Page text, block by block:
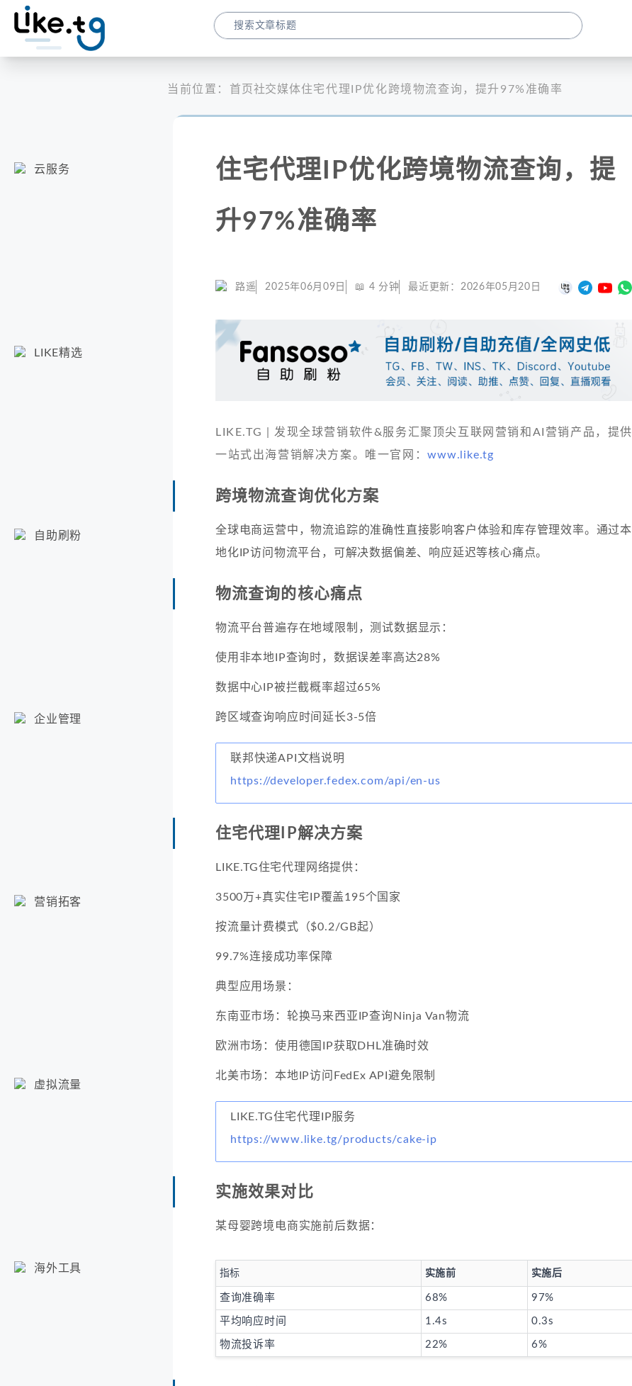
云服务
LIKE精选
自助刷粉
企业管理
营销拓客
虚拟流量
海外工具
当前位置： 首页社交媒体住宅代理IP优化跨境物流查询，提升97%准确率
住宅代理IP优化跨境物流查询，提
升97%准确率
路遥 2025年06月09日 📖 4 分钟 最近更新： 2026年05月20日
LIKE.TG | 发现全球营销软件&服务汇聚顶尖互联网营销和AI营销产品，提供
一站式出海营销解决方案。唯一官网：www.like.tg
跨境物流查询优化方案
全球电商运营中，物流追踪的准确性直接影响客户体验和库存管理效率。通过本
地化IP访问物流平台，可解决数据偏差、响应延迟等核心痛点。
物流查询的核心痛点
物流平台普遍存在地域限制，测试数据显示：
使用非本地IP查询时，数据误差率高达28%
数据中心IP被拦截概率超过65%
跨区域查询响应时间延长3-5倍
联邦快递API文档说明
https://developer.fedex.com/api/en-us
住宅代理IP解决方案
LIKE.TG住宅代理网络提供：
3500万+真实住宅IP覆盖195个国家
按流量计费模式（$0.2/GB起）
99.7%连接成功率保障
典型应用场景：
东南亚市场：轮换马来西亚IP查询Ninja Van物流
欧洲市场：使用德国IP获取DHL准确时效
北美市场：本地IP访问FedEx API避免限制
LIKE.TG住宅代理IP服务
https://www.like.tg/products/cake-ip
实施效果对比
某母婴跨境电商实施前后数据：
指标 实施前 实施后
查询准确率 68% 97%
平均响应时间 1.4s 0.3s
物流投诉率 22% 6%